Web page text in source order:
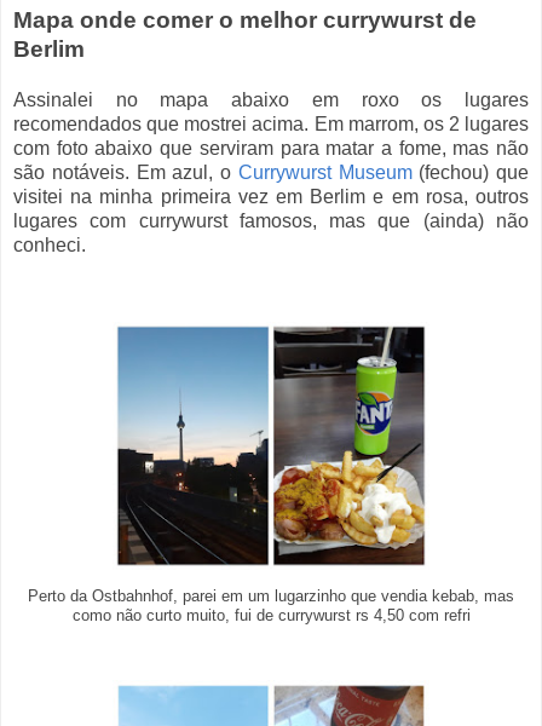
Mapa onde comer o melhor currywurst de
Berlim
Assinalei no mapa abaixo em roxo os lugares
recomendados que mostrei acima. Em marrom, os 2 lugares
com foto abaixo que serviram para matar a fome, mas não
são notáveis. Em azul, o Currywurst Museum(fechou) que
visitei na minha primeira vez em Berlim e em rosa, outros
lugares com currywurst famosos, mas que (ainda) não
conheci.
Perto da Ostbahnhof, parei em um lugarzinho que vendia kebab, mas
como não curto muito, fui de currywurst rs 4,50 com refri